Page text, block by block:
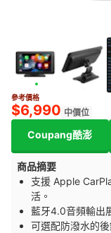
參考價格
$6,990 中價位
Coupang酷澎
商品摘要
支援 Apple
活。
藍牙4.0音頻輸出
可選配防潑水的